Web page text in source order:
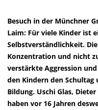
Besuch in der Münchner
Laim: Für viele Kinder ist
Selbstverständlichkeit.
Konzentration und nicht
verstärkte Aggression
den Kindern den Schultag
Bildung. Uschi Glas,
haben vor 16 Jahren